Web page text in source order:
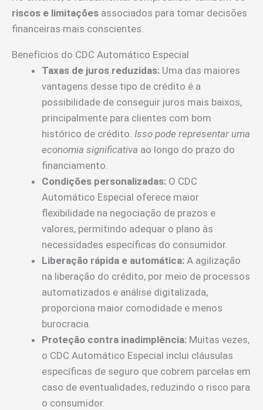
riscos e limitações associados para tomar decisões
financeiras mais conscientes.
Benefícios do CDC Automático Especial
Taxas de juros reduzidas: Uma das maiores
vantagens desse tipo de crédito é a
possibilidade de conseguir juros mais baixos,
principalmente para clientes com bom
histórico de crédito. Isso pode representar uma
economia significativa ao longo do prazo do
financiamento.
Condições personalizadas: O CDC
Automático Especial oferece maior
flexibilidade na negociação de prazos e
valores, permitindo adequar o plano às
necessidades específicas do consumidor.
Liberação rápida e automática: A agilização
na liberação do crédito, por meio de processos
automatizados e análise digitalizada,
proporciona maior comodidade e menos
burocracia.
Proteção contra inadimplência: Muitas vezes,
o CDC Automático Especial inclui cláusulas
específicas de seguro que cobrem parcelas em
caso de eventualidades, reduzindo o risco para
o consumidor.